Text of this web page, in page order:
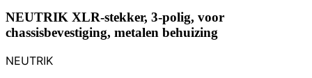
NEUTRIK XLR-stekker, 3-polig, voor
chassisbevestiging, metalen behuizing
NEUTRIK